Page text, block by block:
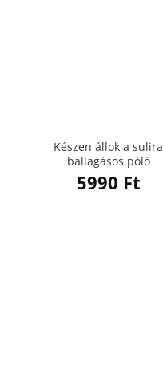
Készen állok a sulira
ballagásos póló
5990 Ft